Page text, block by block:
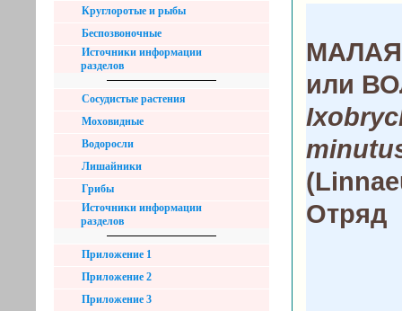
Круглоротые и рыбы
Беспозвоночные
Источники информации
разделов
Сосудистые растения
Моховидные
Водоросли
Лишайники
Грибы
Источники информации
разделов
Приложение 1
Приложение 2
Приложение 3
или
Отряд